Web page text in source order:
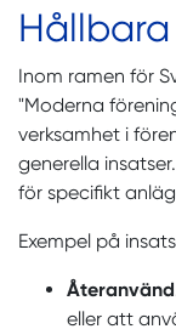
Inom ramen för
"Moderna
verksamhet i
generella
för specifikt
Exempel på
Återanvänd
eller att